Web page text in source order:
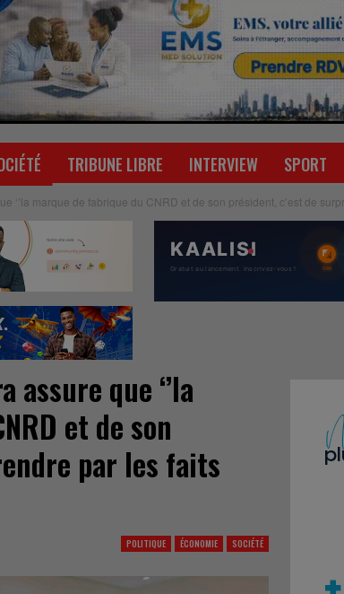
TRIBUNE LIBRE INTERVIEW SPORT
‘’la marque de fabrique du CNRD et de son président, c’est de
assure que ‘’la
et de son
par les faits
POLITIQUE ÉCONOMIE SOCIÉTÉ